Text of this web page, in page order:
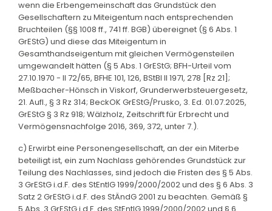
wenn die Erbengemeinschaft das Grundstück den
Gesellschaftern zu Miteigentum nach entsprechenden
Bruchteilen (§§ 1008 ff., 741 ff. BGB) übereignet (§ 6 Abs. 1
GrEStG) und diese das Miteigentum in
Gesamthandseigentum mit gleichen Vermögensteilen
umgewandelt hätten (§ 5 Abs. 1 GrEStG; BFH-Urteil vom
27.10.1970 - II 72/65, BFHE 101, 126, BStBl II 1971, 278 [Rz 21];
Meßbacher-Hönsch in Viskorf, Grunderwerbsteuergesetz,
21. Aufl., § 3 Rz 314; BeckOK GrEStG/Prusko, 3. Ed. 01.07.2025,
GrEStG § 3 Rz 918; Wälzholz, Zeitschrift für Erbrecht und
Vermögensnachfolge 2016, 369, 372, unter 7.).
c) Erwirbt eine Personengesellschaft, an der ein Miterbe
beteiligt ist, ein zum Nachlass gehörendes Grundstück zur
Teilung des Nachlasses, sind jedoch die Fristen des § 5 Abs.
3 GrEStG i.d.F. des StEntlG 1999/2000/2002 und des § 6 Abs. 3
Satz 2 GrEStG i.d.F. des StÄndG 2001 zu beachten. Gemäß §